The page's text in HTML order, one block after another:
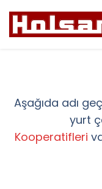
Aşağıda adı
yurt
Kooperatifleri